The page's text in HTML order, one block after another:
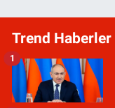
Trend Haberler
1